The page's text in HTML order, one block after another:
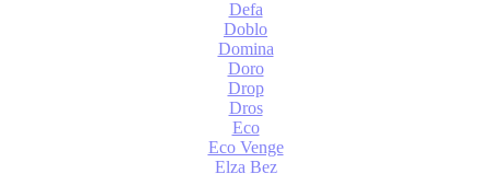
Defa
Doblo
Domina
Doro
Drop
Dros
Eco
Eco Venge
Elza Bez